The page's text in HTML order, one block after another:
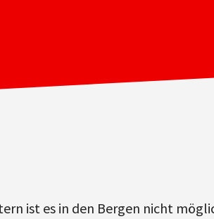
ist es in den Bergen nicht